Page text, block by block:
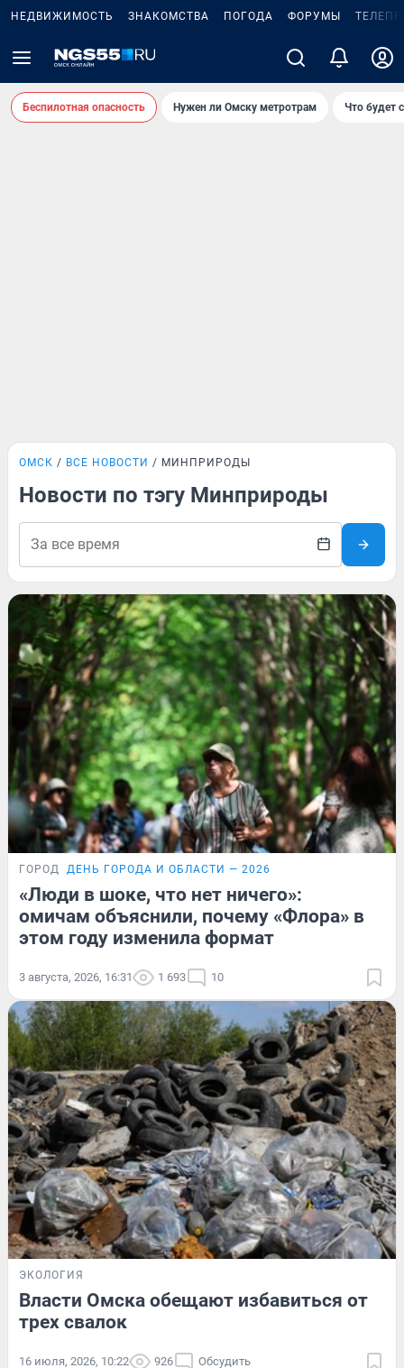
НЕДВИЖИМОСТЬ ЗНАКОМСТВА ПОГОДА ФОРУМЫ
Беспилотная опасность Нужен ли Омску метротрам Что будет
ОМСК ВСЕ НОВОСТИ МИНПРИРОДЫ
Новости по тэгу Минприроды
ГОРОД ДЕНЬ ГОРОДА И ОБЛАСТИ — 2026
«Люди в шоке, что нет ничего»:
омичам объяснили, почему «Флора» в
этом году изменила формат
3 августа, 2026, 16:31 1 693 10
ЭКОЛОГИЯ
Власти Омска обещают избавиться от
трех свалок
16 июля, 2026, 10:22 926 Обсудить